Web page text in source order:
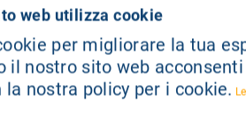
web utilizza cookie
per migliorare la tua
il nostro sito web
nostra policy per i cookie.